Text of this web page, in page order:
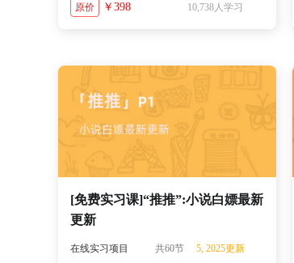
原价 ￥398 10,738人学习
[免费实习课]“推推”:小说白嫖最新
更新
在线实习项目 共60节 5, 2025更新